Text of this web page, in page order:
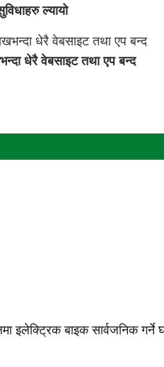
ल्यायो
धेरै वेबसाइट तथा एप बन्द
इलेक्ट्रिक बाइक सार्वजनिक गर्ने